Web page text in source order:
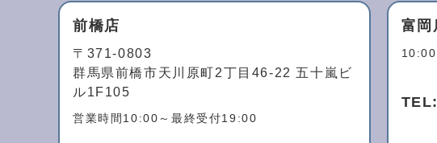
前橋店
〒371-0803
群馬県前橋市天川原町2丁目46-22 五十嵐ビ
ル1F105
営業時間10:00～最終受付19:00
富岡